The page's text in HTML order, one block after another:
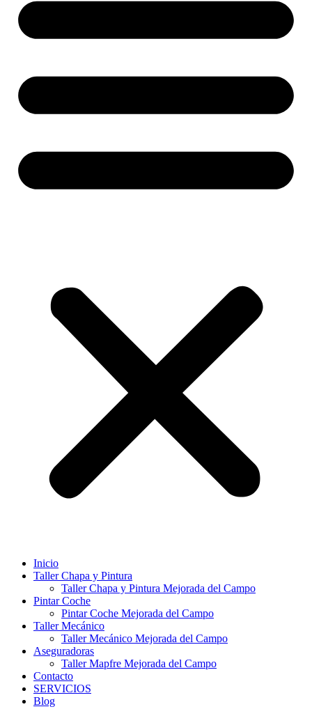
Inicio
Taller Chapa y Pintura
Taller Chapa y Pintura Mejorada del Campo
Pintar Coche
Pintar Coche Mejorada del Campo
Taller Mecánico
Taller Mecánico Mejorada del Campo
Aseguradoras
Taller Mapfre Mejorada del Campo
Contacto
SERVICIOS
Blog